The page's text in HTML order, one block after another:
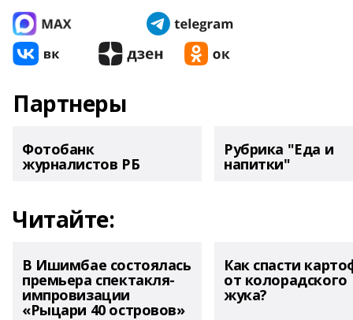
Партнеры
Фотобанк
журналистов РБ
Рубрика "Еда и
напитки"
Читайте:
В Ишимбае состоялась
премьера спектакля-
импровизации
«Рыцари 40 островов»
Как спасти
от колорадского
жука?